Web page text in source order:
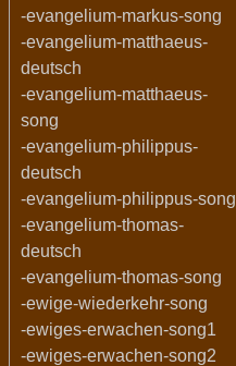
-evangelium-markus-song
-evangelium-matthaeus-
deutsch
-evangelium-matthaeus-
song
-evangelium-philippus-
deutsch
-evangelium-philippus-song
-evangelium-thomas-
deutsch
-evangelium-thomas-song
-ewige-wiederkehr-song
-ewiges-erwachen-song1
-ewiges-erwachen-song2